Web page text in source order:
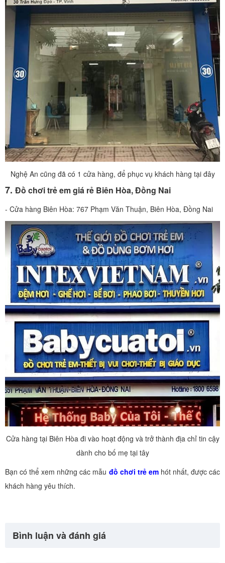
Nghệ An cũng đã có 1 cửa hàng, để phục vụ khách hàng tại đây
7. Đồ chơi trẻ em giá rẻ Biên Hòa, Đồng Nai
- Cửa hàng Biên Hòa: 767 Phạm Văn Thuận, Biên Hòa, Đồng Nai
Cửa hàng tại Biên Hòa đi vào hoạt động và trở thành địa chỉ tin cậy
dành cho bố mẹ tại tây
Bạn có thể xem những các mẫu đồ chơi trẻ emhót nhất, được các
khách hàng yêu thích.
Bình luận và đánh giá